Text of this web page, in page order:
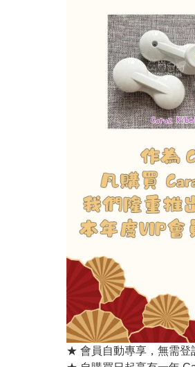
★ 會員自動專享，無需登